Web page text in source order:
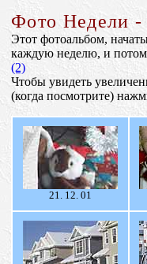
Фото Недели -
Этот фотоальбом,
каждую неделю, и
(2)
Чтобы увидеть
(когда посмотрите)
21. 12. 01